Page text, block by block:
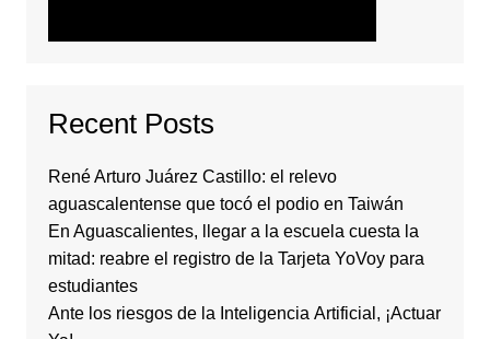
Recent Posts
René Arturo Juárez Castillo: el relevo
aguascalentense que tocó el podio en Taiwán
En Aguascalientes, llegar a la escuela cuesta la
mitad: reabre el registro de la Tarjeta YoVoy para
estudiantes
Ante los riesgos de la Inteligencia Artificial, ¡Actuar